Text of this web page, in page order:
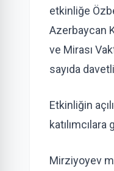
etkinliğe
Azerbaycan
ve Mirası
sayıda davetli
Etkinliğin
Mirziyoyev